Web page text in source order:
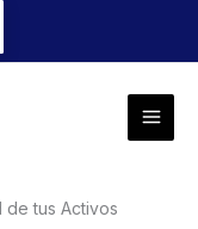
de tus Activos